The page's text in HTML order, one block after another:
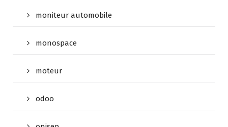
moniteur automobile
monospace
moteur
odoo